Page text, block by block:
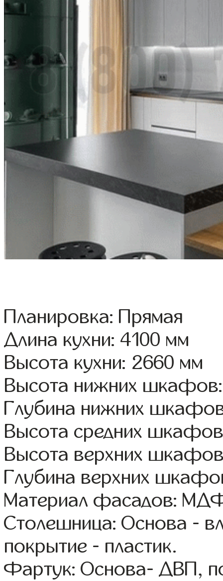
Планировка: Прямая
Длина кухни: 4100 мм
Высота кухни: 2660 мм
Высота нижних
Глубина нижних
Высота средних
Высота верхних
Глубина верхних
Материал фасадов:
Столешница: Основа -
покрытие - пластик.
Фартук: Основа- ДВП,